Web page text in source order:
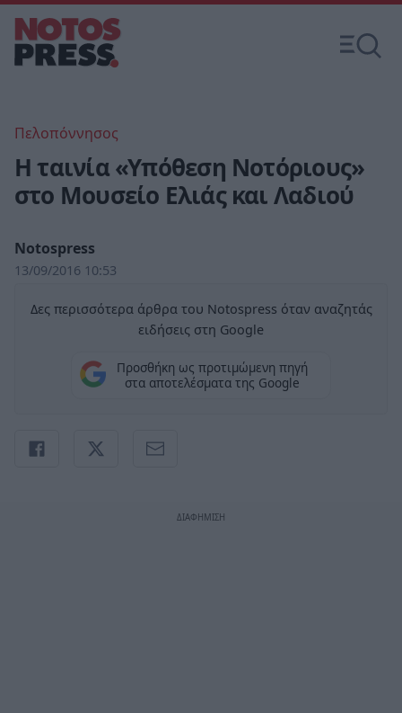
Πελοπόννησος
Η ταινία «Υπόθεση Νοτόριους»
στο Μουσείο Ελιάς και Λαδιού
Notospress
13/09/2016 10:53
Δες περισσότερα άρθρα του Notospress όταν αναζητάς
ειδήσεις στη Google
Προσθήκη ως προτιμώμενη πηγή
στα αποτελέσματα της Google